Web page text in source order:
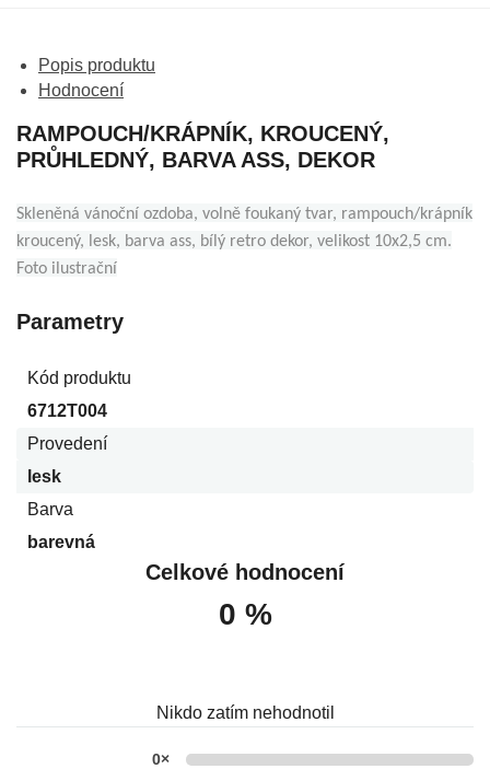
Popis produktu
Hodnocení
RAMPOUCH/KRÁPNÍK, KROUCENÝ,
PRŮHLEDNÝ, BARVA ASS, DEKOR
Skleněná vánoční ozdoba, volně foukaný tvar, rampouch/krápník
kroucený, lesk, barva ass, bílý retro dekor, velikost 10x2,5 cm.
Foto ilustrační
Parametry
Kód produktu
6712T004
Provedení
lesk
Barva
barevná
Celkové hodnocení
0 %
Nikdo zatím nehodnotil
0×